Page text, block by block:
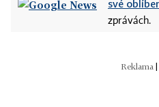
své
zprávách.